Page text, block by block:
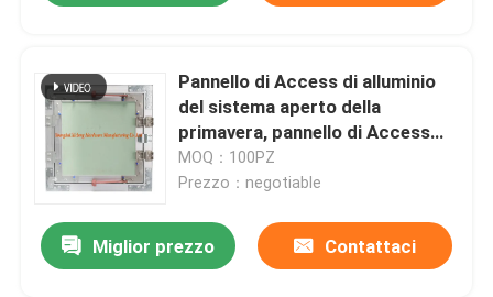
Pannello di Access di alluminio
del sistema aperto della
primavera, pannello di Access
rosso del soffitto del muro a
secco del gancio
MOQ：100PZ
Prezzo：negotiable
Miglior prezzo Contattaci